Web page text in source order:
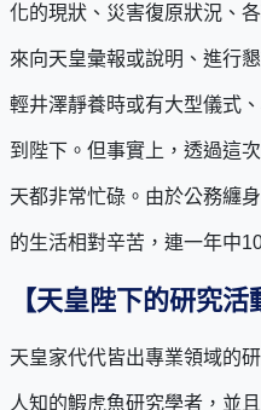
化的現狀、災害復原狀況、
來向天皇彙報或說明、進行
輕井澤靜養時或有大型儀式
到陛下。但事實上，透過這
天都非常忙碌。由於公務纏
的生活相對辛苦，連一年中
【天皇陛下的研究活
天皇家代代皆出專業領域的
人知的鰕虎魚研究學者，並